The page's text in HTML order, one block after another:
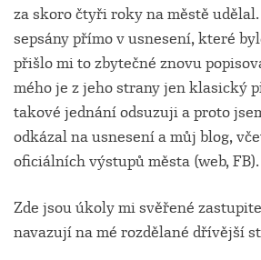
za skoro čtyři roky na městě
sepsány přímo v usnesení, které
přišlo mi to zbytečné znovu
mého je z jeho strany jen klasický
takové jednání odsuzuji a proto
odkázal na usnesení a můj blog,
oficiálních výstupů města (web, FB).
Zde jsou úkoly mi svěřené
navazují na mé rozdělané dřívější